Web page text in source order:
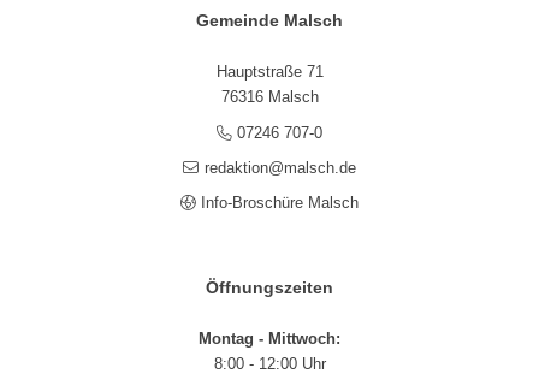
Gemeinde Malsch
Hauptstraße 71
76316 Malsch
07246 707-0
redaktion@malsch.de
Info-Broschüre Malsch
Öffnungszeiten
Montag - Mittwoch:
8:00 - 12:00 Uhr